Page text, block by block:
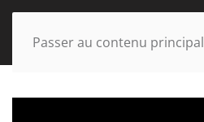
Passer au contenu principal